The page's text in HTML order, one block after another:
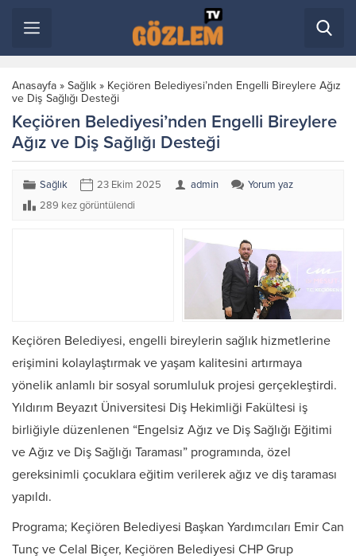
Anasayfa » Sağlık » Keçiören Belediyesi’nden Engelli Bireylere Ağız
ve Diş Sağlığı Desteği
Keçiören Belediyesi’nden Engelli Bireylere
Ağız ve Diş Sağlığı Desteği
Sağlık 23 Ekim 2025 admin
Yorum yaz
289 kez görüntülendi
Keçiören Belediyesi, engelli bireylerin sağlık hizmetlerine
erişimini kolaylaştırmak ve yaşam kalitesini artırmaya
yönelik anlamlı bir sosyal sorumluluk projesi gerçekleştirdi.
Yıldırım Beyazıt Üniversitesi Diş Hekimliği Fakültesi iş
birliğiyle düzenlenen “Engelsiz Ağız ve Diş Sağlığı Eğitimi
ve Ağız ve Diş Sağlığı Taraması” programında, özel
gereksinimli çocuklara eğitim verilerek ağız ve diş taraması
yapıldı.
Programa; Keçiören Belediyesi Başkan Yardımcıları Emir Can
Tunç ve Celal Biçer, Keçiören Belediyesi CHP Grup